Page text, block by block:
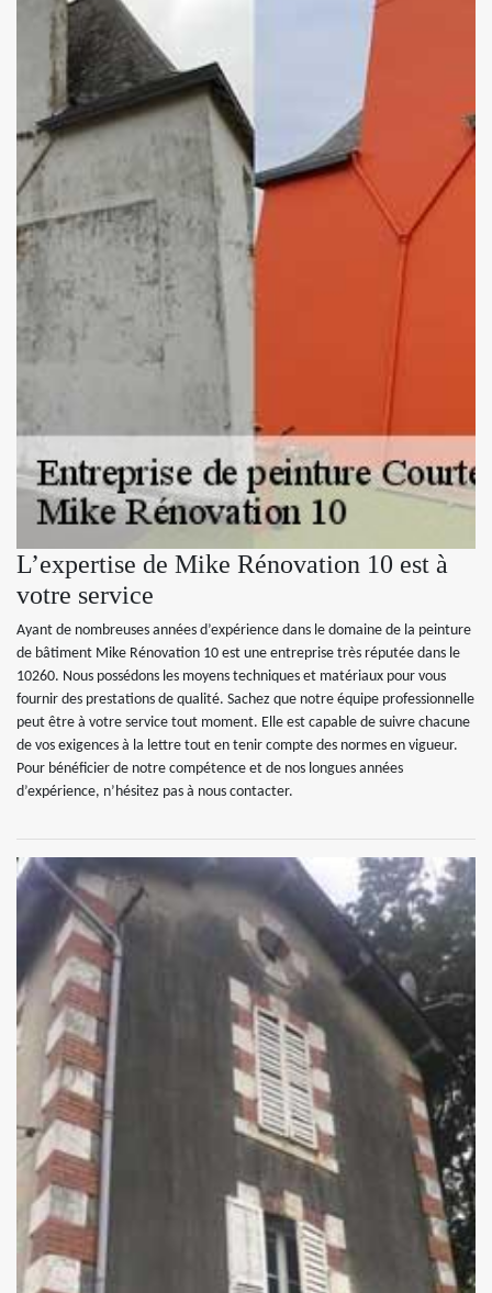
L’expertise de Mike Rénovation 10 est à
votre service
Ayant de nombreuses années d’expérience dans le domaine de la peinture
de bâtiment Mike Rénovation 10 est une entreprise très réputée dans le
10260. Nous possédons les moyens techniques et matériaux pour vous
fournir des prestations de qualité. Sachez que notre équipe professionnelle
peut être à votre service tout moment. Elle est capable de suivre chacune
de vos exigences à la lettre tout en tenir compte des normes en vigueur.
Pour bénéficier de notre compétence et de nos longues années
d’expérience, n’hésitez pas à nous contacter.